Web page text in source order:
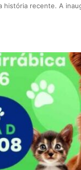
história recente. A